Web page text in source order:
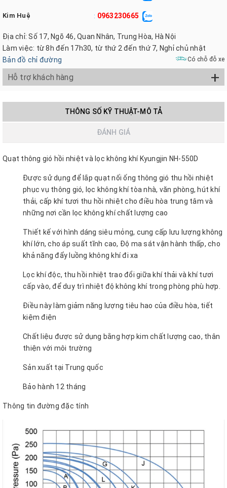
Kim Huệ : 0963230665
Địa chỉ: Số 17, Ngõ 46, Quan Nhân, Trung Hòa, Hà Nội
Làm việc: từ 8h đến 17h30, từ thứ 2 đến thứ 7, Nghỉ chủ nhật
Bản đồ chỉ đường
Có chỗ đỗ xe
Hỗ trợ khách hàng +
THÔNG SỐ KỸ THUẬT-MÔ TẢ
ĐÁNH GIÁ
Quạt thông gió hồi nhiệt và lọc không khí Kyungjin NH-550D
Được sử dụng để lắp quạt nối ống thông gió thu hồi nhiệt
phục vụ thông gió, lọc không khí tòa nhà, văn phòng, hút khí
thải, cấp khí tươi thu hồi nhiệt cho điều hòa trung tâm và
những nơi cần lọc không khí chất lượng cao
Thiết kế với hình dáng siêu mỏng, cung cấp lưu lượng không
khí lớn, cho áp suất tĩnh cao, Độ ma sát vận hành thấp, cho
khả năng đẩy luồng không khí đi xa
Lọc khí độc, thu hồi nhiệt trao đổi giữa khí thải và khí tươi
cấp vào, để duy trì nhiệt độ không khí trong phòng phù hợp.
Điều này làm giảm năng lượng tiêu hao của điều hòa, tiết
kiệm điện
Chất liệu được sử dụng bằng hợp kim chất lượng cao, thân
thiện với môi trường
Sản xuất tại Trung quốc
Bảo hành 12 tháng
Thông tin đường đặc tính